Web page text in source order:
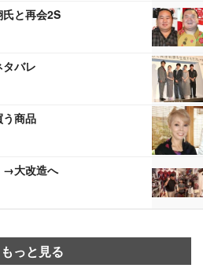
と再会2S
バレ
商品
→大改造へ
もっと見る